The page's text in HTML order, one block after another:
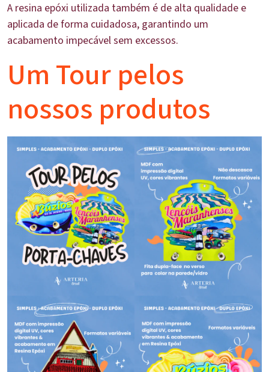
A resina epóxi utilizada também é de alta qualidade e
aplicada de forma cuidadosa, garantindo um
acabamento impecável sem excessos.
Um Tour pelos
nossos produtos